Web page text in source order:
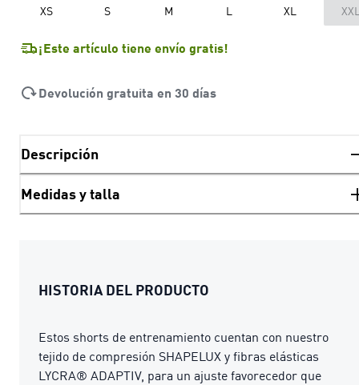
XS S M L XL
¡Este artículo tiene envío gratis!
Devolución gratuita en 30 días
Descripción
Medidas y talla
HISTORIA DEL PRODUCTO
Estos shorts de entrenamiento cuentan con nuestro
tejido de compresión SHAPELUX y fibras elásticas
LYCRA® ADAPTIV, para un ajuste favorecedor que